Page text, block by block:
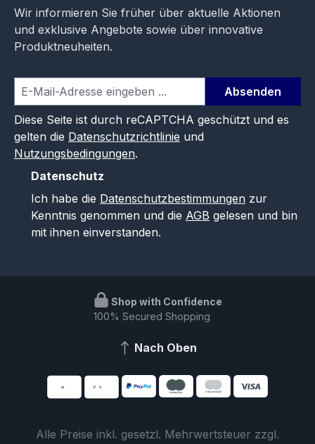
Wir informieren Sie früher über aktuelle Aktionen
und exklusive Angebote sowie über innovative
Produktneuheiten.
Absenden
Diese Seite ist durch reCAPTCHA geschützt und es
gelten die Datenschutzrichtlinie und
Nutzungsbedingungen.
Datenschutz
Ich habe die Datenschutzbestimmungen zur
Kenntnis genommen und die AGB gelesen und bin
mit ihnen einverstanden.
Shop with Confidence
100% Secured Shopping
Nach Oben
Alle Preise inkl. gesetzl. Mehrwertsteuer zzgl.